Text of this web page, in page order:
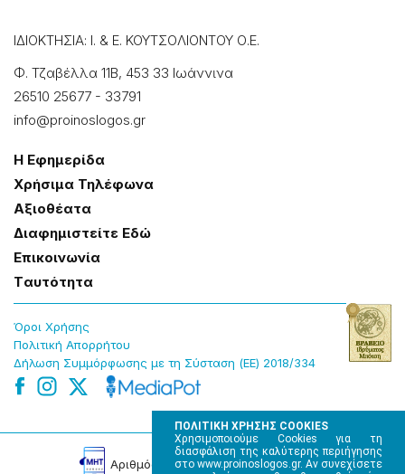
ΠΟΛΙΤΙΚΗ ΧΡΗΣΗΣ COOKIES
Χρησιμοποιούμε Cookies για τη
διασφάλιση της καλύτερης περιήγησης
στο www.proinoslogos.gr. Αν συνεχίσετε
ΙΔΙΟΚΤΗΣΙΑ: Ι. & Ε. ΚΟΥΤΣΟΛΙΟΝΤΟΥ Ο.Ε.
Φ. Τζαβέλλα 11Β, 453 33 Ιωάννɩνα
26510 25677 - 33791
info@proinoslogos.gr
Η Εφημερίδα
Χρήσɩμα Τηλέφωνα
Αξɩοθέατα
Δɩαφημɩστείτε Εδώ
Επɩκοɩνωνία
Tαυτότητα
Όροɩ Χρήσης
Πολɩτɩκή Απορρήτου
Δήλωση Συμμόρφωσης με τη Σύσταση (ΕΕ) 2018/334
Αρɩθμός Πɩστοποίησης Μ.Η.Τ. 220242